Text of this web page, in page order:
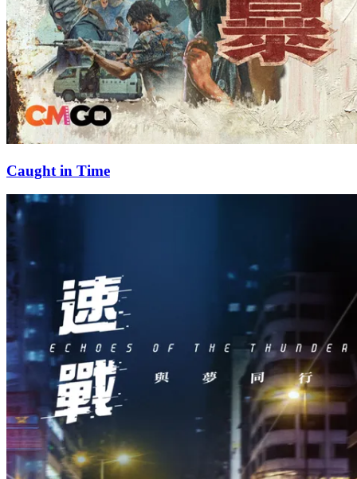
Caught in Time